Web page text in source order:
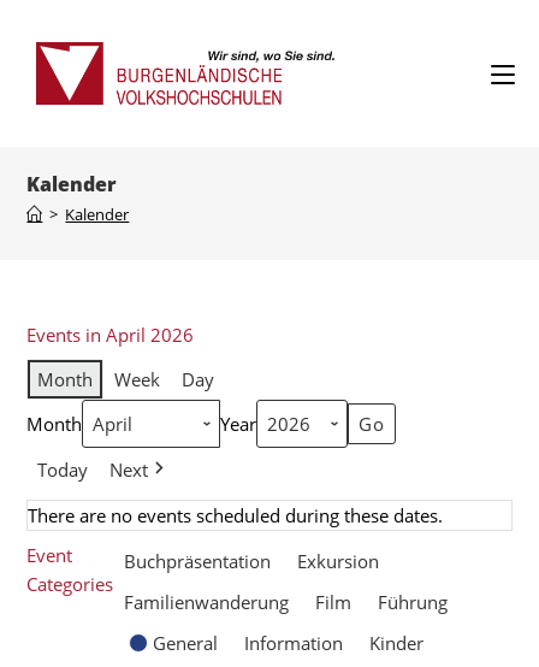
Kalender
> Kalender
Events in April 2026
Month
Week
Day
Month
Year
Today
Next
There are no events scheduled during these dates.
Event
Categories
Buchpräsentation
Exkursion
Familienwanderung
Film
Führung
General
Information
Kinder